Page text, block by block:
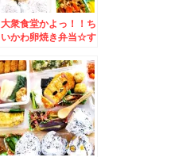
大衆食堂かよっ！！ち
いかわ卵焼き弁当☆す
ひかり」さんの「日替
わり定食」「ポークチ
ャップ」♪(*´艸`*)